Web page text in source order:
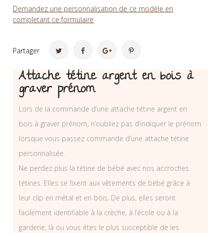
Demandez une personnalisation de ce modèle en
completant ce formulaire
Partager
Attache tétine argent en bois à
graver prénom
Lors de la commande d’une attache tétine argent en
bois à graver prénom, n’oubliez pas d’indiquer le prénom
lorsque vous passez commande d’une attache tétine
personnalisée.
Ne perdez plus la tétine de bébé avec nos accroches
tétines. Elles se fixent aux vêtements de bébé grâce à
leur clip en métal et en bois. De plus, elles seront
facilement identifiable à la crèche, à l’école ou à la
garderie, là ou vous êtes le plus susceptible de les